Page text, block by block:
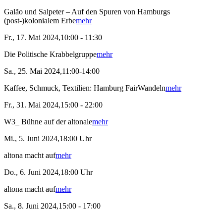
Galão und Salpeter – Auf den Spuren von Hamburgs
(post-)kolonialem Erbemehr
Fr., 17. Mai 2024,10:00 - 11:30
Die Politische Krabbelgruppemehr
Sa., 25. Mai 2024,11:00-14:00
Kaffee, Schmuck, Textilien: Hamburg FairWandelnmehr
Fr., 31. Mai 2024,15:00 - 22:00
W3_ Bühne auf der altonalemehr
Mi., 5. Juni 2024,18:00 Uhr
altona macht aufmehr
Do., 6. Juni 2024,18:00 Uhr
altona macht aufmehr
Sa., 8. Juni 2024,15:00 - 17:00